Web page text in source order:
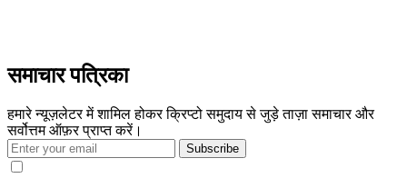
समाचार पत्रिका
हमारे न्यूज़लेटर में शामिल होकर क्रिप्टो समुदाय से जुड़े ताज़ा समाचार और
सर्वोत्तम ऑफ़र प्राप्त करें।
Subscribe